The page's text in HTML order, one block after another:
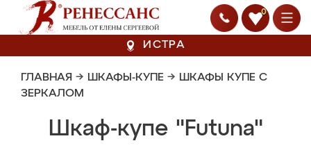
0
ИСТРА
ГЛАВНАЯ → ШКАФЫ-КУПЕ → ШКАФЫ КУПЕ С
ЗЕРКАЛОМ
Шкаф-купе "Futuna"